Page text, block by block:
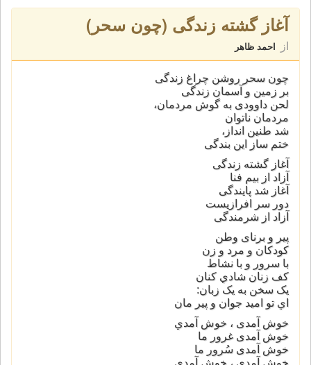
آغاز گشته زندگی (چون سحر)
از احمد ظاهر
چون سحر روشن چراغ زندگی
بر زمين و آسمان زندگی
لحن داوودی به گوش مردمان،
مردمان ناتوان
شد طنين انداز،
ختم ساز اين بندگی
آغاز گشته زندگی
آزاد از بيم فنا
آغاز شد پايندگی
دور سر افرازيست
آزاد از شرمندگی
پير و برنای وطن
کودکان و مرد و زن
با سرور و با نشاط
کف زنان شادي کنان
يک سخن به يک زبان:
اي تو اميد جوان و پير مان
خوش آمدی ، خوش آمدي
خوش آمدی غرور ما
خوش آمدی سُرور ما
خوش آمدی ، خوش آمدی